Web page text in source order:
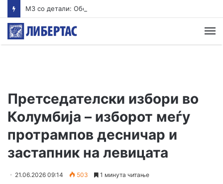
Претседателски избори во
Колумбија – изборот меѓу
протрампов десничар и
застапник на левицата
21.06.2026 09:14 503 1 минута читање